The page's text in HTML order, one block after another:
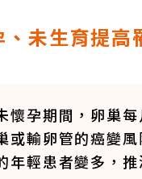
、未生育提高
懷孕期間，卵巢
或輸卵管的癌變
年輕患者變多，